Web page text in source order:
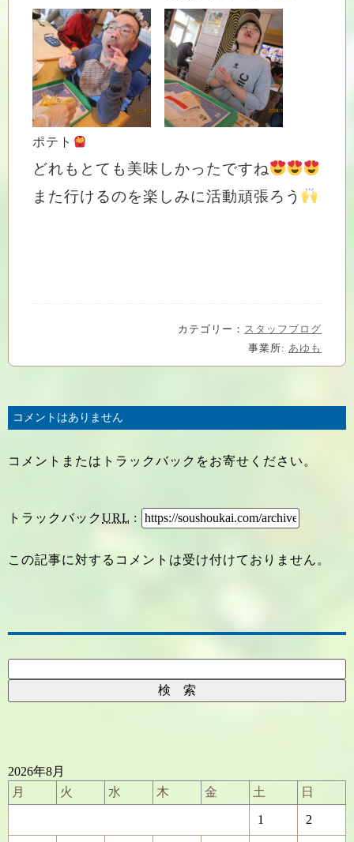
ポテト
どれもとても美味しかったですね
また行けるのを楽しみに活動頑張ろう
カテゴリー： スタッフブログ
事業所: あゆも
コメントはありません
コメントまたはトラックバックをお寄せください。
トラックバックURL :
この記事に対するコメントは受け付けておりません。
2026年8月
月
火 水 木 金 土 日
1 2